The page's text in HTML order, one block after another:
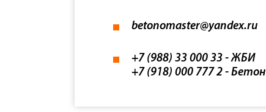
betonomaster@yandex.ru
+7 (988) 33 000 33 - ЖБИ
+7 (918) 000 777 2 - Бетон